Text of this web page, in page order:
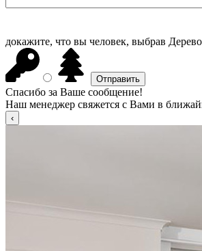
докажите, что вы человек, выбрав Дерево
Спасибо за Ваше сообщение!
Наш менеджер свяжется с Вами в